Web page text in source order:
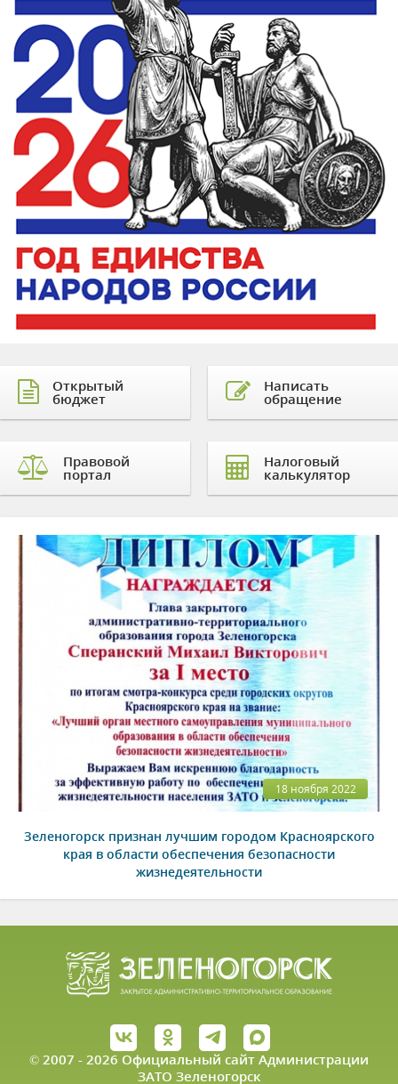
Открытый
бюджет
Правовой
портал
Написать
обращение
Налоговый
калькулятор
18 ноября 2022
Зеленогорск признан лучшим городом Красноярского
края в области обеспечения безопасности
жизнедеятельности
© 2007 - 2026 Официальный сайт Администрации
ЗАТО Зеленогорск